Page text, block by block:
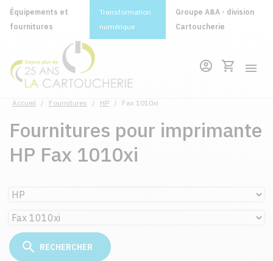
Équipements et
fournitures
Transformation
numérique
Groupe A&A - division
Cartoucherie
Accueil / Fournitures / HP / Fax 1010xi
Fournitures pour imprimante
HP Fax 1010xi